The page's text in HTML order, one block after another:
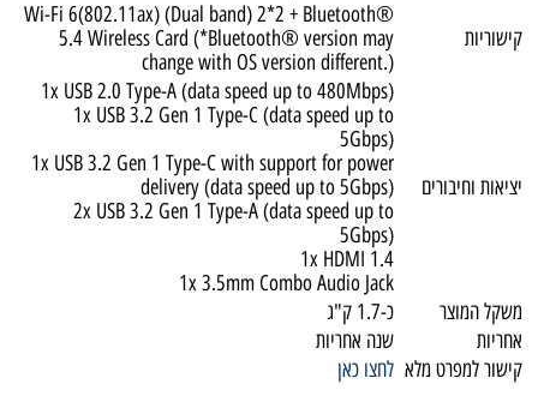
קישוריות
Wi-Fi 6(802.11ax) (Dual band) 2*2 + Bluetooth®
5.4 Wireless Card (*Bluetooth® version may
change with OS version different.)
יציאות וחיבורים
1x USB 2.0 Type-A (data speed up to 480Mbps)
1x USB 3.2 Gen 1 Type-C (data speed up to
5Gbps)
1x USB 3.2 Gen 1 Type-C with support for power
delivery (data speed up to 5Gbps)
2x USB 3.2 Gen 1 Type-A (data speed up to
5Gbps)
1x HDMI 1.4
1x 3.5mm Combo Audio Jack
משקל המוצר
כ-1.7 ק"ג
אחריות
שנה אחריות
קישור למפרט מלא לחצו כאן